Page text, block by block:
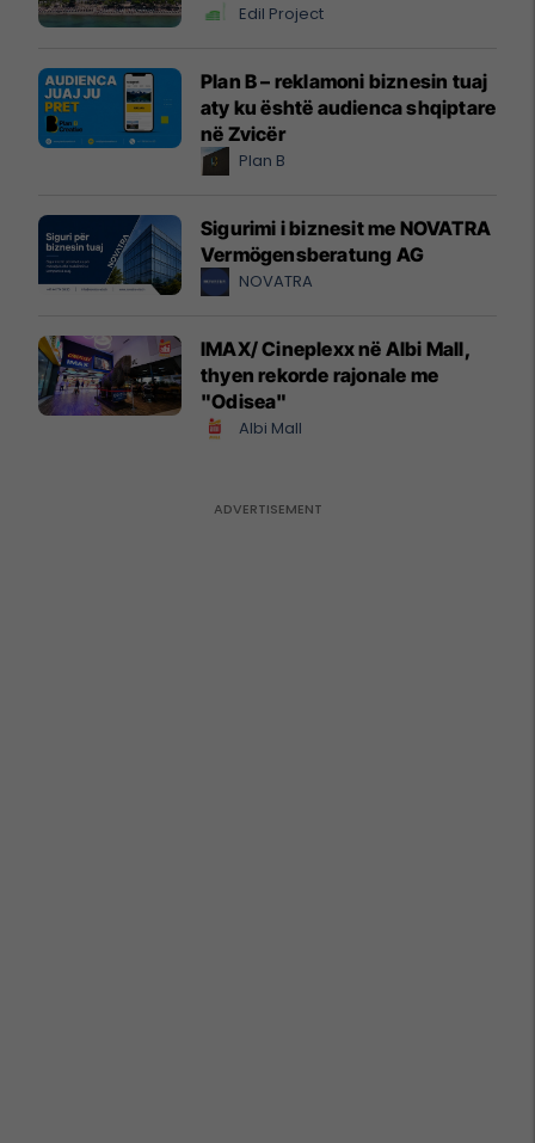
Edil Project
Plan B – reklamoni biznesin tuaj
aty ku është audienca shqiptare
në Zvicër
Plan B
Sigurimi i biznesit me NOVATRA
Vermögensberatung AG
NOVATRA
IMAX/ Cineplexx në Albi Mall,
thyen rekorde rajonale me
"Odisea"
Albi Mall